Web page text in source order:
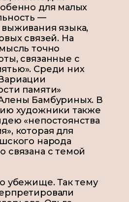
для малых
—
выживания языка,
связей. На
точно
связанные с
Среди них
памяти»
Бамбуриных. В
художники также
«непостоянства
которая для
народа
связана с темой
убежище. Так тему